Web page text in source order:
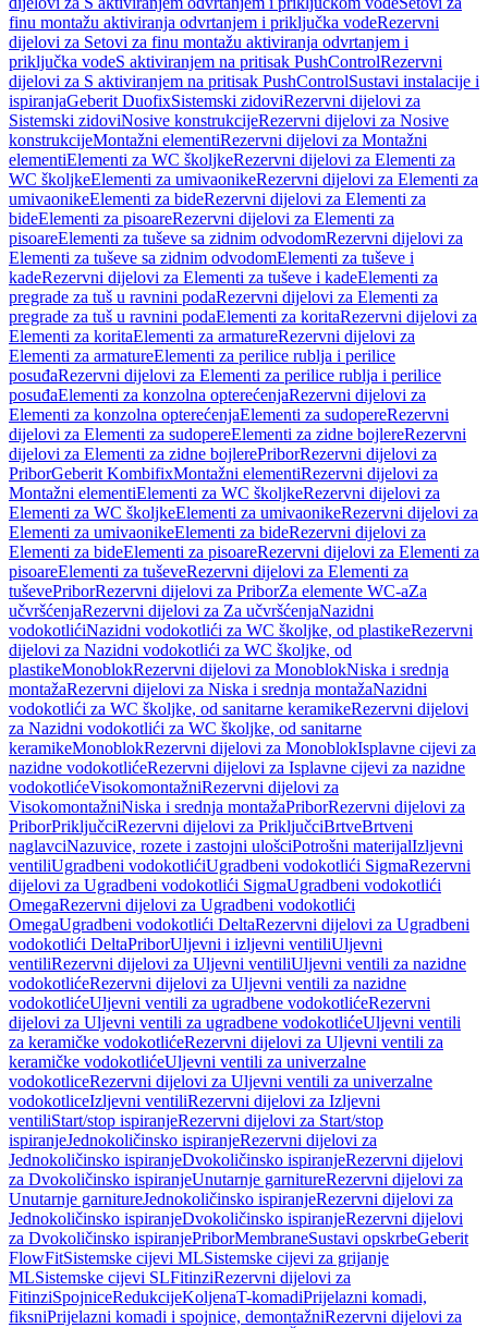
finu montažu aktiviranja odvrtanjem i priključka vodeRezervni
dijelovi za Setovi za finu montažu aktiviranja odvrtanjem i
priključka vodeS aktiviranjem na pritisak PushControlRezervni
dijelovi za S aktiviranjem na pritisak PushControlSustavi instalacije i
ispiranjaGeberit DuofixSistemski zidoviRezervni dijelovi za
Sistemski zidoviNosive konstrukcijeRezervni dijelovi za Nosive
konstrukcijeMontažni elementiRezervni dijelovi za Montažni
elementiElementi za WC školjkeRezervni dijelovi za Elementi za
WC školjkeElementi za umivaonikeRezervni dijelovi za Elementi za
umivaonikeElementi za bideRezervni dijelovi za Elementi za
bideElementi za pisoareRezervni dijelovi za Elementi za
pisoareElementi za tuševe sa zidnim odvodomRezervni dijelovi za
Elementi za tuševe sa zidnim odvodomElementi za tuševe i
kadeRezervni dijelovi za Elementi za tuševe i kadeElementi za
pregrade za tuš u ravnini podaRezervni dijelovi za Elementi za
pregrade za tuš u ravnini podaElementi za koritaRezervni dijelovi za
Elementi za koritaElementi za armatureRezervni dijelovi za
Elementi za armatureElementi za perilice rublja i perilice
posuđaRezervni dijelovi za Elementi za perilice rublja i perilice
posuđaElementi za konzolna opterećenjaRezervni dijelovi za
Elementi za konzolna opterećenjaElementi za sudopereRezervni
dijelovi za Elementi za sudopereElementi za zidne bojlereRezervni
dijelovi za Elementi za zidne bojlerePriborRezervni dijelovi za
PriborGeberit KombifixMontažni elementiRezervni dijelovi za
Montažni elementiElementi za WC školjkeRezervni dijelovi za
Elementi za WC školjkeElementi za umivaonikeRezervni dijelovi za
Elementi za umivaonikeElementi za bideRezervni dijelovi za
Elementi za bideElementi za pisoareRezervni dijelovi za Elementi za
pisoareElementi za tuševeRezervni dijelovi za Elementi za
tuševePriborRezervni dijelovi za PriborZa elemente WC-aZa
učvršćenjaRezervni dijelovi za Za učvršćenjaNazidni
vodokotlićiNazidni vodokotlići za WC školjke, od plastikeRezervni
dijelovi za Nazidni vodokotlići za WC školjke, od
plastikeMonoblokRezervni dijelovi za MonoblokNiska i srednja
montažaRezervni dijelovi za Niska i srednja montažaNazidni
vodokotlići za WC školjke, od sanitarne keramikeRezervni dijelovi
za Nazidni vodokotlići za WC školjke, od sanitarne
keramikeMonoblokRezervni dijelovi za MonoblokIsplavne cijevi za
nazidne vodokotlićeRezervni dijelovi za Isplavne cijevi za nazidne
vodokotlićeVisokomontažniRezervni dijelovi za
VisokomontažniNiska i srednja montažaPriborRezervni dijelovi za
PriborPriključciRezervni dijelovi za PriključciBrtveBrtveni
naglavciNazuvice, rozete i zastojni ulošciPotrošni materijalIzljevni
ventiliUgradbeni vodokotlićiUgradbeni vodokotlići SigmaRezervni
dijelovi za Ugradbeni vodokotlići SigmaUgradbeni vodokotlići
OmegaRezervni dijelovi za Ugradbeni vodokotlići
OmegaUgradbeni vodokotlići DeltaRezervni dijelovi za Ugradbeni
vodokotlići DeltaPriborUljevni i izljevni ventiliUljevni
ventiliRezervni dijelovi za Uljevni ventiliUljevni ventili za nazidne
vodokotlićeRezervni dijelovi za Uljevni ventili za nazidne
vodokotlićeUljevni ventili za ugradbene vodokotlićeRezervni
dijelovi za Uljevni ventili za ugradbene vodokotlićeUljevni ventili
za keramičke vodokotlićeRezervni dijelovi za Uljevni ventili za
keramičke vodokotlićeUljevni ventili za univerzalne
vodokotliceRezervni dijelovi za Uljevni ventili za univerzalne
vodokotliceIzljevni ventiliRezervni dijelovi za Izljevni
ventiliStart/stop ispiranjeRezervni dijelovi za Start/stop
ispiranjeJednokoličinsko ispiranjeRezervni dijelovi za
Jednokoličinsko ispiranjeDvokoličinsko ispiranjeRezervni dijelovi
za Dvokoličinsko ispiranjeUnutarnje garnitureRezervni dijelovi za
Unutarnje garnitureJednokoličinsko ispiranjeRezervni dijelovi za
Jednokoličinsko ispiranjeDvokoličinsko ispiranjeRezervni dijelovi
za Dvokoličinsko ispiranjePriborMembraneSustavi opskrbeGeberit
FlowFitSistemske cijevi MLSistemske cijevi za grijanje
MLSistemske cijevi SLFitinziRezervni dijelovi za
FitinziSpojniceRedukcijeKoljenaT-komadiPrijelazni komadi,
fiksniPrijelazni komadi i spojnice, demontažniRezervni dijelovi za